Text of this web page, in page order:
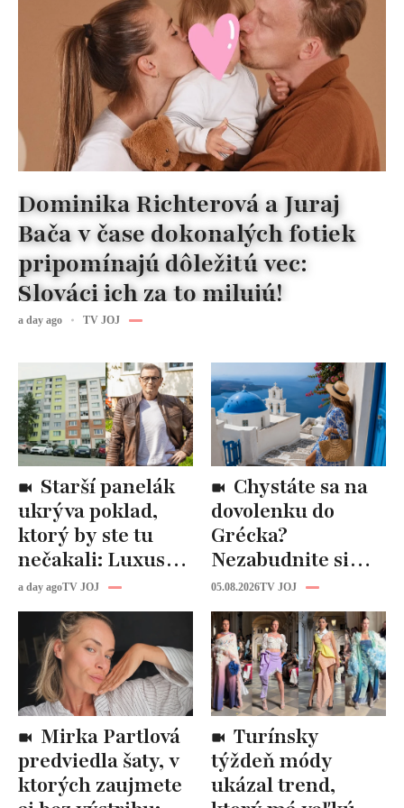
Dominika Richterová a Juraj
Bača v čase dokonalých fotiek
pripomínajú dôležitú vec:
Slováci ich za to milujú!
a day ago TV JOJ
ukrýva poklad,
ktorý by ste tu
nečakali: Luxusná
kuchyňa aj
kúpeľňa ako z
novostavby!
a day agoTV JOJ
dovolenku do
Grécka?
Nezabudnite si
odtiaľ uloviť tieto
štýlové kúsky
05.08.2026TV JOJ
predviedla šaty, v
ktorých zaujmete
týždeň módy
ukázal trend,